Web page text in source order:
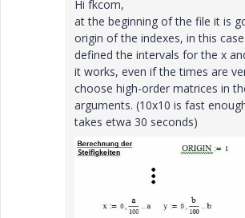
Hi fkcom,
at the beginning of the file it is
origin of the indexes, in this
defined the intervals for the x
it works, even if the times are
choose high-order matrices in
arguments. (10x10 is fast
takes etwa 30 seconds)